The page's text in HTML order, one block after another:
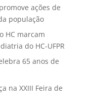
ações de
população
HC marcam
do HC-UFPR
65 anos de
na XXIII Feira de